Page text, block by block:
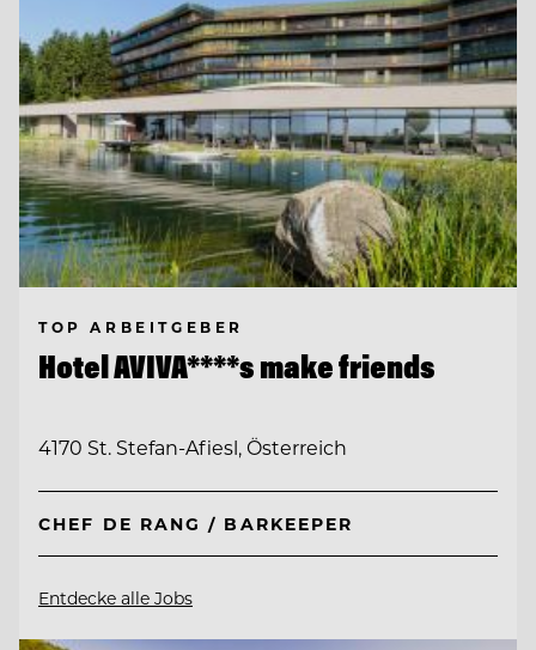
TOP ARBEITGEBER
Hotel AVIVA****s make friends
4170 St. Stefan-Afiesl, Österreich
CHEF DE RANG / BARKEEPER
Entdecke alle Jobs